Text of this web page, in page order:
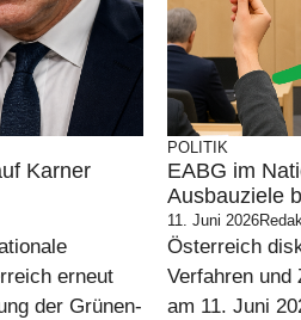
Karner
erneut
der Grünen-
POLITIK
EABG im
Ausbauziele
11. Juni 2026
Österreich
Verfahren und
am 11. Juni